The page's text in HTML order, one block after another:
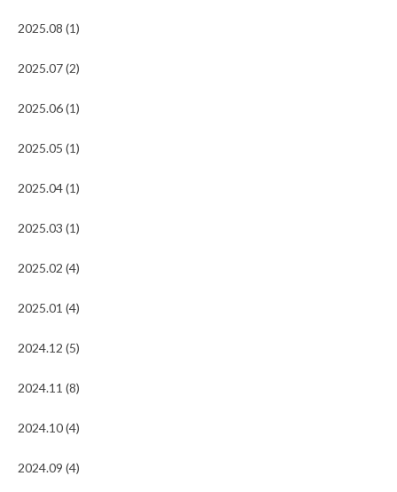
2025.08 (1)
2025.07 (2)
2025.06 (1)
2025.05 (1)
2025.04 (1)
2025.03 (1)
2025.02 (4)
2025.01 (4)
2024.12 (5)
2024.11 (8)
2024.10 (4)
2024.09 (4)